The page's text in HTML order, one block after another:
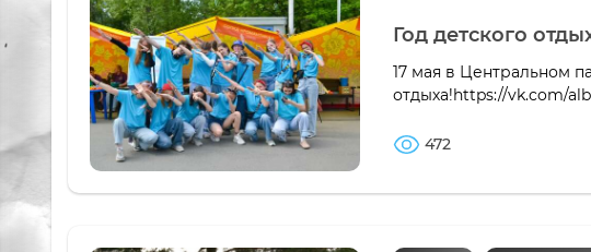
Год детского
17 мая в Центральном
отдыха!https://vk.com/
472